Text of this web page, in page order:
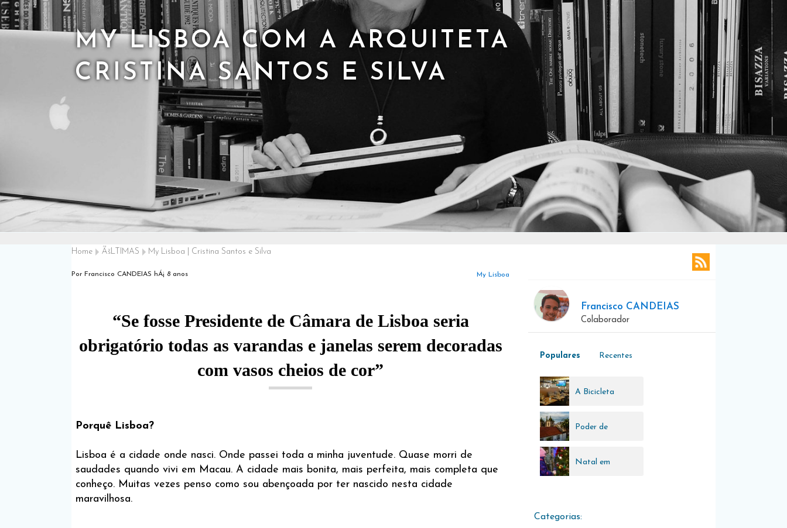
MY LISBOA COM A ARQUITETA
CRISTINA SANTOS E SILVA
Home ÃšLTIMAS My Lisboa | Cristina Santos e Silva
Por Francisco CANDEIAS hÁ¡ 8 anos My Lisboa
“Se fosse Presidente de Câmara de Lisboa seria
obrigatório todas as varandas e janelas serem decoradas
com vasos cheios de cor”
Porquê Lisboa?
Lisboa é a cidade onde nasci. Onde passei toda a minha juventude. Quase morri de
saudades quando vivi em Macau. A cidade mais bonita, mais perfeita, mais completa que
conheço. Muitas vezes penso como sou abençoada por ter nascido nesta cidade
maravilhosa.
Francisco CANDEIAS
Colaborador
Populares Recentes
A Bicicleta
Poder de
compra
Natal em